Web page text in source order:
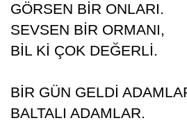
GÖRSEN BİR ONLARI.
SEVSEN BİR ORMANI,
BİL Kİ ÇOK DEĞERLİ.
BİR GÜN GELDİ
BALTALI ADAMLAR.